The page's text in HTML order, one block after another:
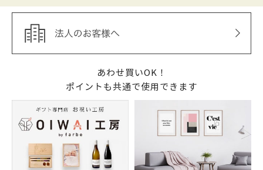
あわせ買いOK！
ポイントも共通で使用できます